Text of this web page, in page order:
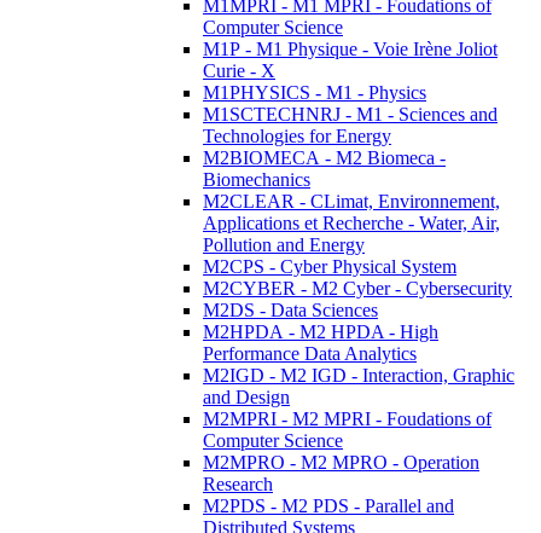
M1MPRI - M1 MPRI - Foudations of
Computer Science
M1P - M1 Physique - Voie Irène Joliot
Curie - X
M1PHYSICS - M1 - Physics
M1SCTECHNRJ - M1 - Sciences and
Technologies for Energy
M2BIOMECA - M2 Biomeca -
Biomechanics
M2CLEAR - CLimat, Environnement,
Applications et Recherche - Water, Air,
Pollution and Energy
M2CPS - Cyber Physical System
M2CYBER - M2 Cyber - Cybersecurity
M2DS - Data Sciences
M2HPDA - M2 HPDA - High
Performance Data Analytics
M2IGD - M2 IGD - Interaction, Graphic
and Design
M2MPRI - M2 MPRI - Foudations of
Computer Science
M2MPRO - M2 MPRO - Operation
Research
M2PDS - M2 PDS - Parallel and
Distributed Systems